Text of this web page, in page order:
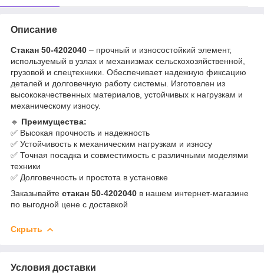
Описание
Стакан 50-4202040 – прочный и износостойкий элемент,
используемый в узлах и механизмах сельскохозяйственной,
грузовой и спецтехники. Обеспечивает надежную фиксацию
деталей и долговечную работу системы. Изготовлен из
высококачественных материалов, устойчивых к нагрузкам и
механическому износу.
🔹 Преимущества:
✅ Высокая прочность и надежность
✅ Устойчивость к механическим нагрузкам и износу
✅ Точная посадка и совместимость с различными моделями
техники
✅ Долговечность и простота в установке
Заказывайте стакан 50-4202040 в нашем интернет-магазине
по выгодной цене с доставкой
Скрыть
Условия доставки